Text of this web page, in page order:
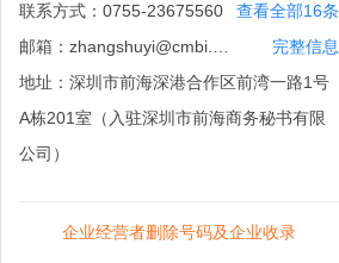
联系方式： 0755-23675560
查看全部16条
邮箱：
完整信息
地址： 深圳市前海深港合作区前湾一路1号
A栋201室（入驻深圳市前海商务秘书有限
公司）
企业经营者删除号码及企业收录